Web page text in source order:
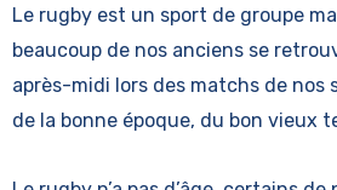
Le rugby est un sport de groupe
beaucoup de nos anciens se
après-midi lors des matchs de nos
de la bonne époque, du bon vieux